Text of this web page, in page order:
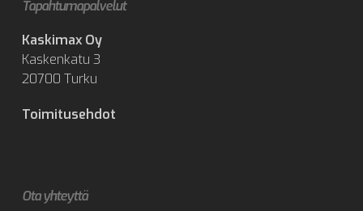
Tapahtumapalvelut
Kaskimax Oy
Kaskenkatu 3
20700 Turku
Toimitusehdot
Ota yhteyttä